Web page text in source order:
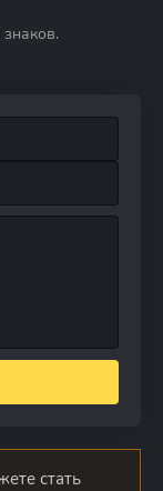
стать